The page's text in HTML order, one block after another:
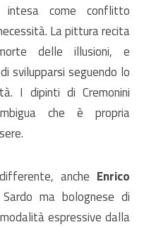
come
conflitto
La pittura recita
delle illusioni, e
svilupparsi seguendo lo
I dipinti di Cremonini
che è propria
anche Enrico
ma bolognese di
espressive dalla